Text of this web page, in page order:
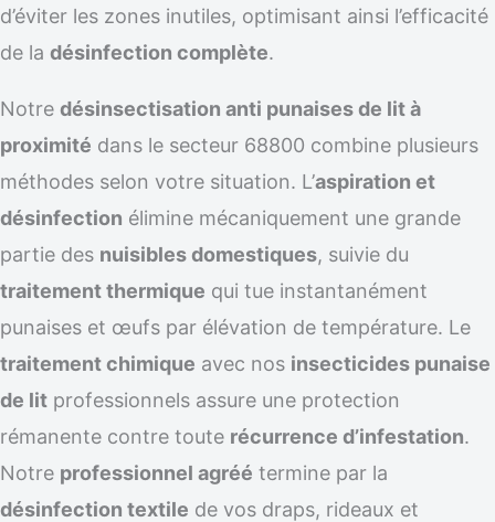
d’éviter les zones inutiles, optimisant ainsi l’efficacité
de la désinfection complète.
Notre désinsectisation anti punaises de lit à
proximité dans le secteur 68800 combine plusieurs
méthodes selon votre situation. L’aspiration et
désinfection élimine mécaniquement une grande
partie des nuisibles domestiques, suivie du
traitement thermique qui tue instantanément
punaises et œufs par élévation de température. Le
traitement chimique avec nos insecticides punaise
de lit professionnels assure une protection
rémanente contre toute récurrence d’infestation.
Notre professionnel agréé termine par la
désinfection textile de vos draps, rideaux et